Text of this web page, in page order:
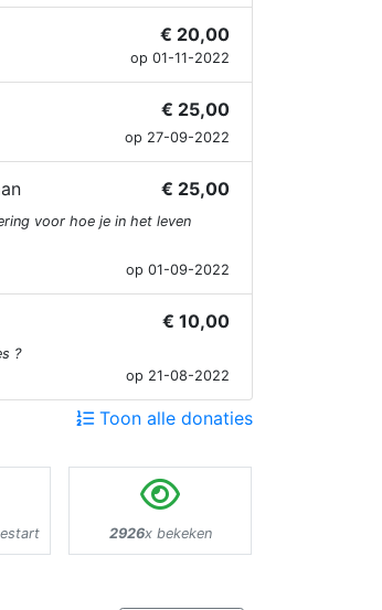
€ 20,00
op 01-11-2022
€ 25,00
op 27-09-2022
€ 25,00
voor hoe je in het leven
op 01-09-2022
€ 10,00
?
op 21-08-2022
Toon alle donaties
2926x bekeken